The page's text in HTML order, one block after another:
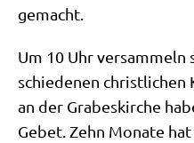
gemacht.
Um 10 Uhr
schie­de­nen christ­li­chen
an der Gra­bes­kir­che
Gebet. Zehn Mona­te